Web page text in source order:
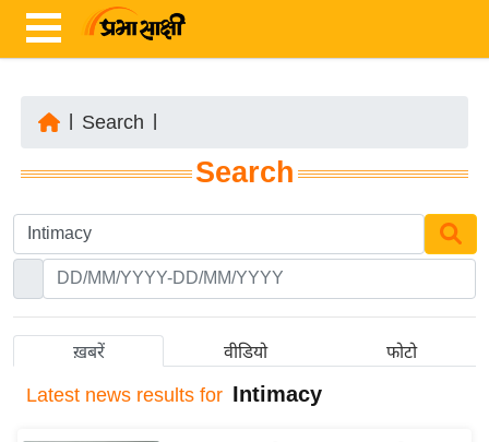
ज़ा
ख
र
ष्ट्री
अं
Search
Search
ख़बरें वीडियो फोटो
Latest news results for Intimacy